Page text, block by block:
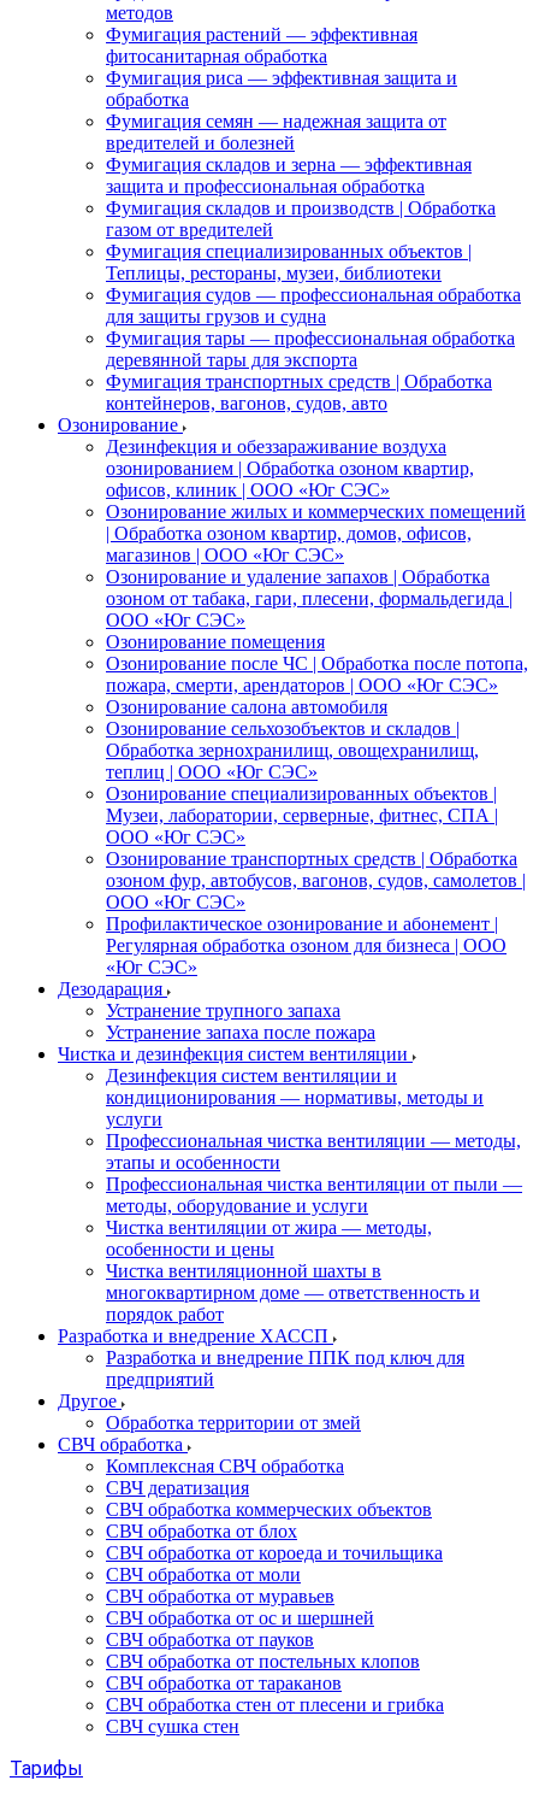
методов
Фумигация растений — эффективная
фитосанитарная обработка
Фумигация риса — эффективная защита и
обработка
Фумигация семян — надежная защита от
вредителей и болезней
Фумигация складов и зерна — эффективная
защита и профессиональная обработка
Фумигация складов и производств | Обработка
газом от вредителей
Фумигация специализированных объектов |
Теплицы, рестораны, музеи, библиотеки
Фумигация судов — профессиональная обработка
для защиты грузов и судна
Фумигация тары — профессиональная обработка
деревянной тары для экспорта
Фумигация транспортных средств | Обработка
контейнеров, вагонов, судов, авто
Озонирование
Дезинфекция и обеззараживание воздуха
озонированием | Обработка озоном квартир,
офисов, клиник | ООО «Юг СЭС»
Озонирование жилых и коммерческих помещений
| Обработка озоном квартир, домов, офисов,
магазинов | ООО «Юг СЭС»
Озонирование и удаление запахов | Обработка
озоном от табака, гари, плесени, формальдегида |
ООО «Юг СЭС»
Озонирование помещения
Озонирование после ЧС | Обработка после потопа,
пожара, смерти, арендаторов | ООО «Юг СЭС»
Озонирование салона автомобиля
Озонирование сельхозобъектов и складов |
Обработка зернохранилищ, овощехранилищ,
теплиц | ООО «Юг СЭС»
Озонирование специализированных объектов |
Музеи, лаборатории, серверные, фитнес, СПА |
ООО «Юг СЭС»
Озонирование транспортных средств | Обработка
озоном фур, автобусов, вагонов, судов, самолетов |
ООО «Юг СЭС»
Профилактическое озонирование и абонемент |
Регулярная обработка озоном для бизнеса | ООО
«Юг СЭС»
Дезодарация
Устранение трупного запаха
Устранение запаха после пожара
Чистка и дезинфекция систем вентиляции
Дезинфекция систем вентиляции и
кондиционирования — нормативы, методы и
услуги
Профессиональная чистка вентиляции — методы,
этапы и особенности
Профессиональная чистка вентиляции от пыли —
методы, оборудование и услуги
Чистка вентиляции от жира — методы,
особенности и цены
Чистка вентиляционной шахты в
многоквартирном доме — ответственность и
порядок работ
Разработка и внедрение ХАССП
Разработка и внедрение ППК под ключ для
предприятий
Другое
Обработка территории от змей
СВЧ обработка
Комплексная СВЧ обработка
СВЧ дератизация
СВЧ обработка коммерческих объектов
СВЧ обработка от блох
СВЧ обработка от короеда и точильщика
СВЧ обработка от моли
СВЧ обработка от муравьев
СВЧ обработка от ос и шершней
СВЧ обработка от пауков
СВЧ обработка от постельных клопов
СВЧ обработка от тараканов
СВЧ обработка стен от плесени и грибка
СВЧ сушка стен
Тарифы